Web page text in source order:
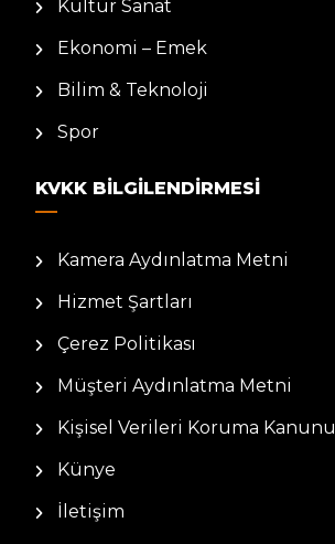
Kültür Sanat
Ekonomi – Emek
Bilim & Teknoloji
Spor
KVKK BILGILENDIRMESI
Kamera Aydınlatma Metni
Hizmet Şartları
Çerez Politikası
Müşteri Aydınlatma Metni
Kişisel Verileri Koruma Kanunu
Künye
İletişim